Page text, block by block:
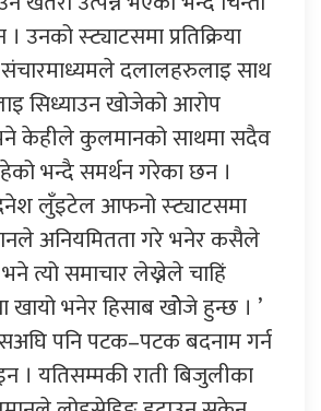
उनको स्ट्याटसमा प्रतिक्रिया
दलालहरुलाइ साथ
सिध्याउन खोजेको आरोप
केहीले कुलमानको साथमा सदैव
भन्दै समर्थन गरेका छन ।
लुँइटेल आफनो स्ट्याटसमा
अनियमितता गरे भनेर कसैले
त्यो समाचार लेख्नेले चाहिं
खायो भनेर हिसाब खोेजे हुन्छ । ’
पनि पटक–पटक बदनाम गर्न
। यतिसम्मकी राती बिजुलीका